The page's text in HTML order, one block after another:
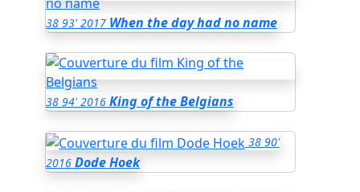
38 93' 2017 When the day had no name
38 94' 2016 King of the Belgians
38 90'
2016 Dode Hoek